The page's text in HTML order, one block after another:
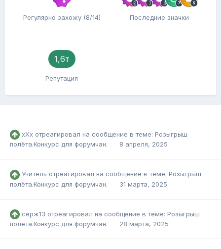
Регулярно захожу (8/14) Последние значки
1,6т
Репутация
хХх отреагировал на сообщение в теме: Розыгрыш
полёта.Конкурс для форумчан.
8 апреля, 2025
Учитель отреагировал на сообщение в теме: Розыгрыш
полёта.Конкурс для форумчан.
31 марта, 2025
серж13 отреагировал на сообщение в теме: Розыгрыш
полёта.Конкурс для форумчан.
28 марта, 2025